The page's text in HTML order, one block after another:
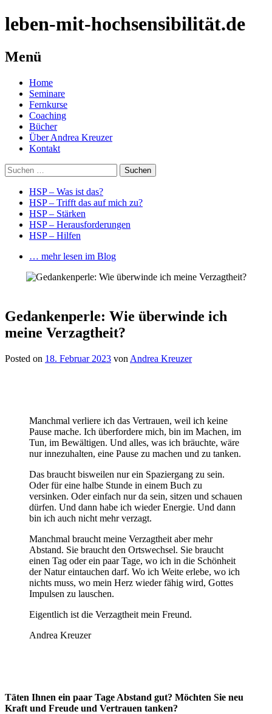
leben-mit-hochsensibilität.de
Menü
Springe
zum
Inhalt
Home
Seminare
Fernkurse
Coaching
Bücher
Über Andrea Kreuzer
Kontakt
Suchen
nach:
HSP – Was ist das?
HSP – Trifft das auf mich zu?
HSP – Stärken
HSP – Herausforderungen
HSP – Hilfen
… mehr lesen im Blog
Gedankenperle: Wie überwinde ich
meine Verzagtheit?
Posted on 18. Februar 2023 von Andrea Kreuzer
Manchmal verliere ich das Vertrauen, weil ich keine
Pause mache. Ich überfordere mich, bin im Machen, im
Tun, im Bewältigen. Und alles, was ich bräuchte, wäre
nur innezuhalten, eine Pause zu machen und zu tanken.
Das braucht bisweilen nur ein Spaziergang zu sein.
Oder für eine halbe Stunde in einem Buch zu
versinken. Oder einfach nur da sein, sitzen und schauen
dürfen. Und dann habe ich wieder Energie. Und dann
bin ich auch nicht mehr verzagt.
Manchmal braucht meine Verzagtheit aber mehr
Abstand. Sie braucht den Ortswechsel. Sie braucht
einen Tag oder ein paar Tage, wo ich in die Schönheit
der Natur eintauchen darf. Wo ich Weite erlebe, wo ich
nichts muss, wo mein Herz wieder fähig wird, Gottes
Impulsen zu lauschen.
Eigentlich ist die Verzagtheit mein Freund.
Andrea Kreuzer
Täten Ihnen ein paar Tage Abstand gut? Möchten Sie neu
Kraft und Freude und Vertrauen tanken?